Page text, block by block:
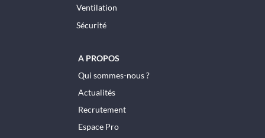
Ventilation
Sécurité
A PROPOS
Qui sommes-nous ?
Actualités
Recrutement
Espace Pro